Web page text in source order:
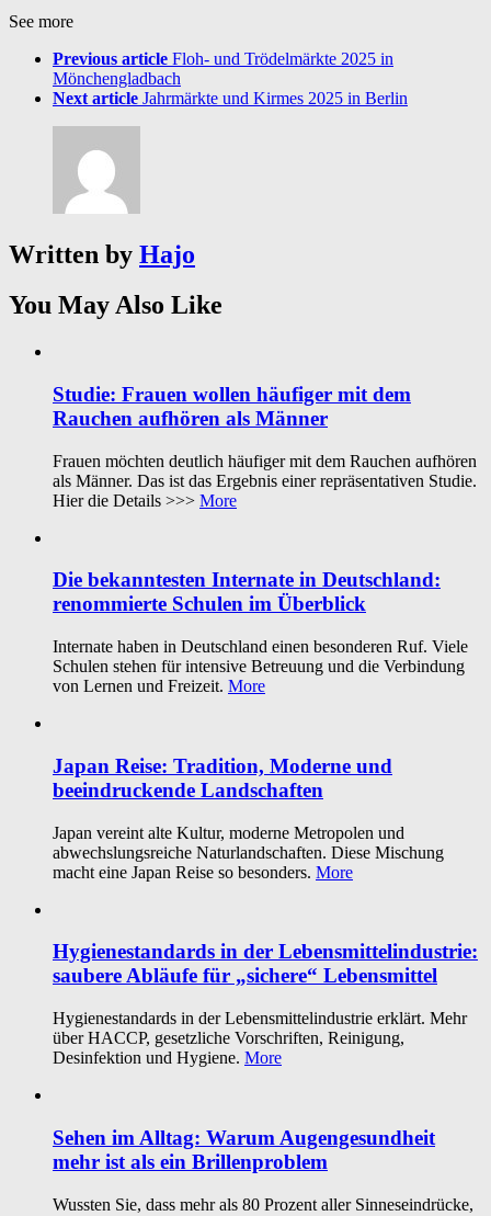
See more
Previous article Floh- und Trödelmärkte 2025 in
Mönchengladbach
Next article Jahrmärkte und Kirmes 2025 in Berlin
Written by Hajo
You May Also Like
Studie: Frauen wollen häufiger mit dem
Rauchen aufhören als Männer
Frauen möchten deutlich häufiger mit dem Rauchen aufhören
als Männer. Das ist das Ergebnis einer repräsentativen Studie.
Hier die Details >>> More
Die bekanntesten Internate in Deutschland:
renommierte Schulen im Überblick
Internate haben in Deutschland einen besonderen Ruf. Viele
Schulen stehen für intensive Betreuung und die Verbindung
von Lernen und Freizeit. More
Japan Reise: Tradition, Moderne und
beeindruckende Landschaften
Japan vereint alte Kultur, moderne Metropolen und
abwechslungsreiche Naturlandschaften. Diese Mischung
macht eine Japan Reise so besonders. More
Hygienestandards in der Lebensmittelindustrie:
saubere Abläufe für „sichere“ Lebensmittel
Hygienestandards in der Lebensmittelindustrie erklärt. Mehr
über HACCP, gesetzliche Vorschriften, Reinigung,
Desinfektion und Hygiene. More
Sehen im Alltag: Warum Augengesundheit
mehr ist als ein Brillenproblem
Wussten Sie, dass mehr als 80 Prozent aller Sinneseindrücke,